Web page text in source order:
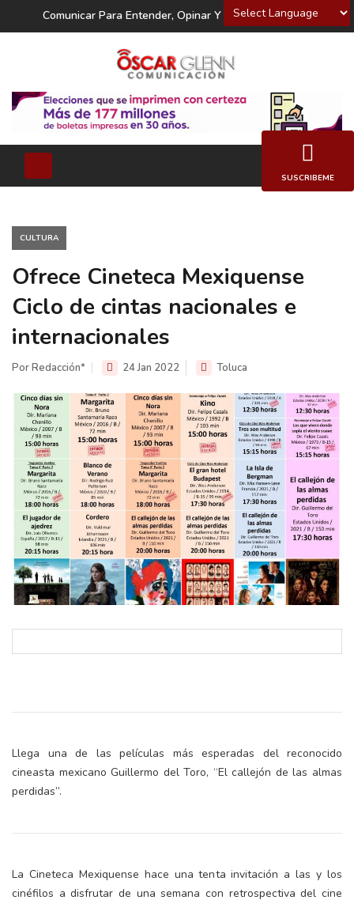
Powered by
Comunicar Para Entender, Opinar Y Decidir
CULTURA
Ofrece Cineteca Mexiquense
Ciclo de cintas nacionales e
internacionales
Por Redacción* 24 Jan 2022 Toluca
Llega una de las películas más esperadas del reconocido
cineasta mexicano Guillermo del Toro, “El callejón de las almas
perdidas”.
La Cineteca Mexiquense hace una tenta invitación a las y los
cinéfilos a disfrutar de una semana con retrospectiva del cine
SUSCRIBEME